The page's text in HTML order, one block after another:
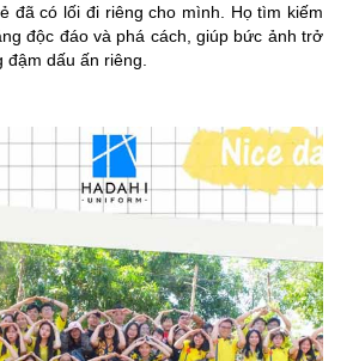
đã có lối đi riêng cho mình. Họ tìm kiếm
độc đáo và phá cách, giúp bức ảnh trở
đậm dấu ấn riêng.